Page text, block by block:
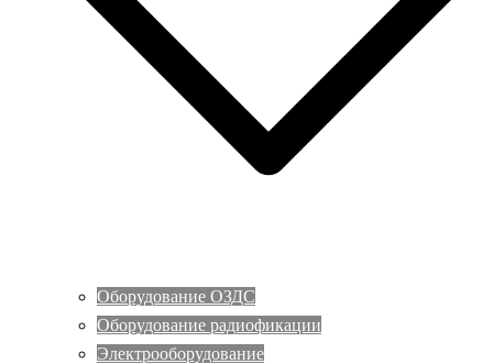
Оборудование ОЗДС
Оборудование радиофикации
Электрооборудование